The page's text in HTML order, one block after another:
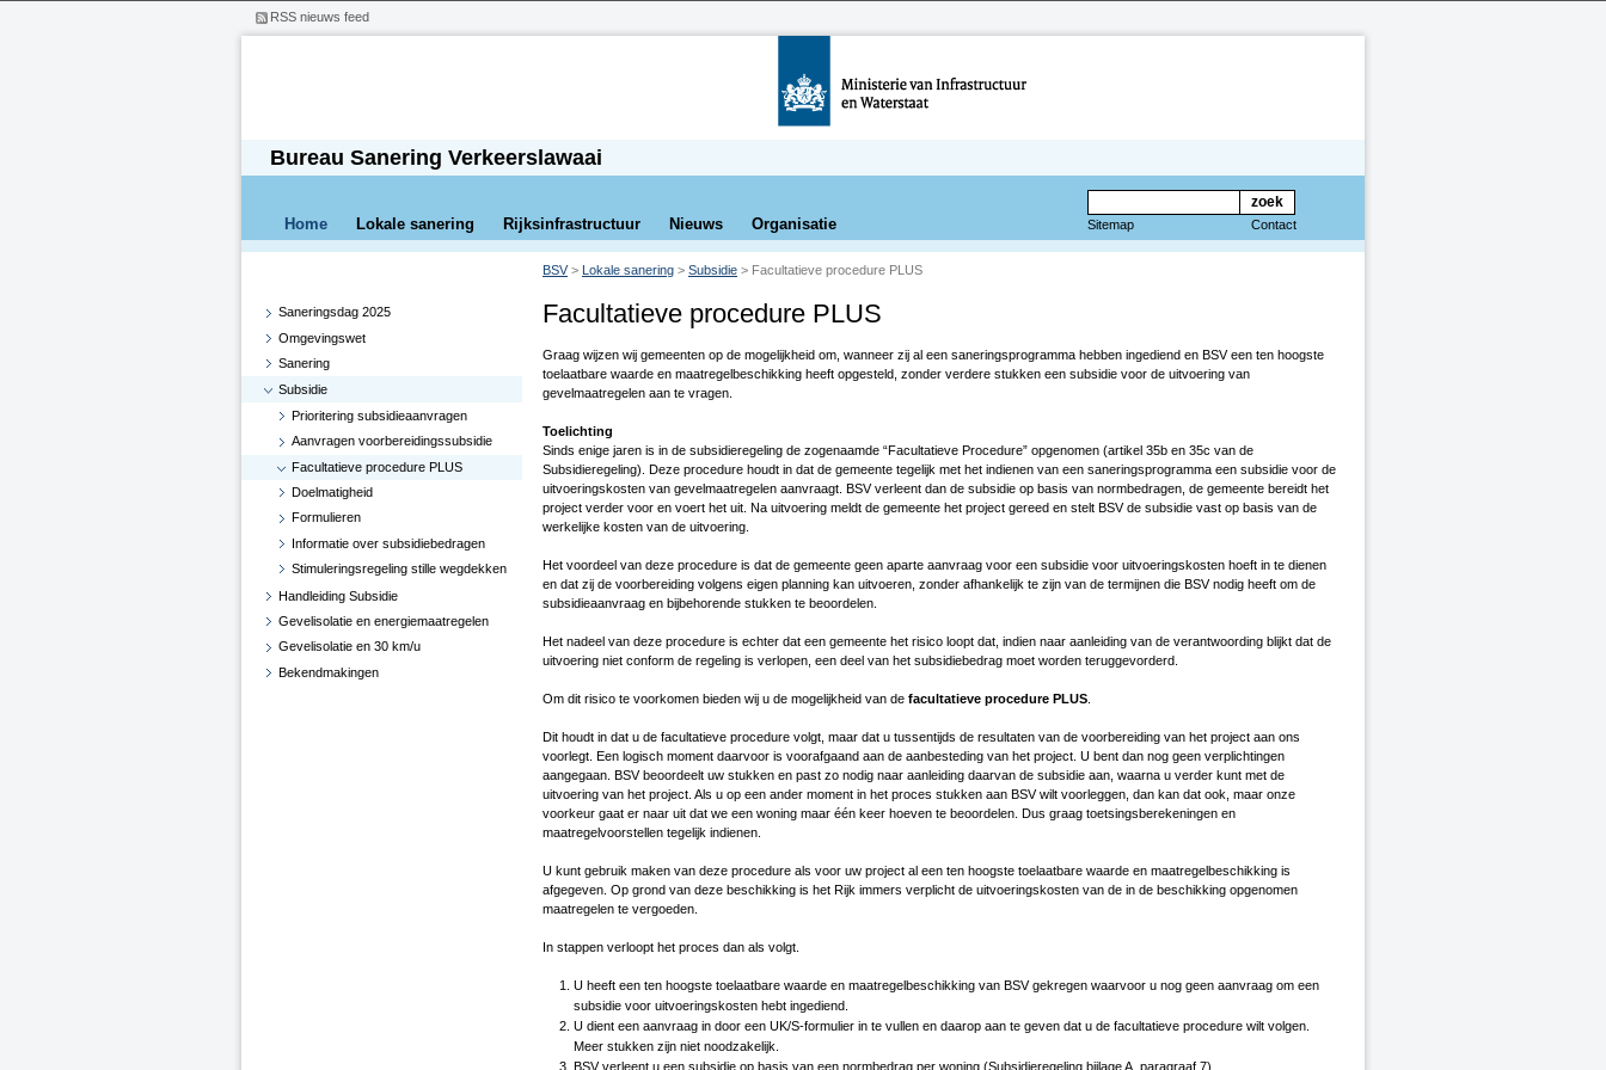
Bureau Sanering Verkeerslawaai
Home Lokale sanering Rijksinfrastructuur Nieuws Organisatie Contact
Sitemap
BSV> Lokale sanering > Subsidie > Facultatieve procedure PLUS
Facultatieve procedure PLUS
Graag wijzen wij gemeenten op de mogelijkheid om, wanneer zij al een saneringsprogramma hebben ingediend en BSV een ten hoogste
toelaatbare waarde en maatregelbeschikking heeft opgesteld, zonder verdere stukken een subsidie voor de uitvoering van
gevelmaatregelen aan te vragen.
Toelichting
Sinds enige jaren is in de subsidieregeling de zogenaamde “Facultatieve Procedure” opgenomen (artikel 35b en 35c van de
Subsidieregeling). Deze procedure houdt in dat de gemeente tegelijk met het indienen van een saneringsprogramma een subsidie voor de
uitvoeringskosten van gevelmaatregelen aanvraagt. BSV verleent dan de subsidie op basis van normbedragen, de gemeente bereidt het
project verder voor en voert het uit. Na uitvoering meldt de gemeente het project gereed en stelt BSV de subsidie vast op basis van de
werkelijke kosten van de uitvoering.
Het voordeel van deze procedure is dat de gemeente geen aparte aanvraag voor een subsidie voor uitvoeringskosten hoeft in te dienen
en dat zij de voorbereiding volgens eigen planning kan uitvoeren, zonder afhankelijk te zijn van de termijnen die BSV nodig heeft om de
subsidieaanvraag en bijbehorende stukken te beoordelen.
Het nadeel van deze procedure is echter dat een gemeente het risico loopt dat, indien naar aanleiding van de verantwoording blijkt dat de
uitvoering niet conform de regeling is verlopen, een deel van het subsidiebedrag moet worden teruggevorderd.
Om dit risico te voorkomen bieden wij u de mogelijkheid van de facultatieve procedure PLUS
Dit houdt in dat u de facultatieve procedure volgt, maar dat u tussentijds de resultaten van de voorbereiding van het project aan ons
voorlegt. Een logisch moment daarvoor is voorafgaand aan de aanbesteding van het project. U bent dan nog geen verplichtingen
aangegaan. BSV beoordeelt uw stukken en past zo nodig naar aanleiding daarvan de subsidie aan, waarna u verder kunt met de
uitvoering van het project. Als u op een ander moment in het proces stukken aan BSV wilt voorleggen, dan kan dat ook, maar onze
voorkeur gaat er naar uit dat we een woning maar één keer hoeven te beoordelen. Dus graag toetsingsberekeningen en
maatregelvoorstellen tegelijk indienen.
U kunt gebruik maken van deze procedure als voor uw project al een ten hoogste toelaatbare waarde en maatregelbeschikking is
afgegeven. Op grond van deze beschikking is het Rijk immers verplicht de uitvoeringskosten van de in de beschikking opgenomen
maatregelen te vergoeden.
In stappen verloopt het proces dan als volgt.
U heeft een ten hoogste toelaatbare waarde en maatregelbeschikking van BSV gekregen waarvoor u nog geen aanvraag om een
subsidie voor uitvoeringskosten hebt ingediend.
U dient een aanvraag in door een UK/S-formulier in te vullen en daarop aan te geven dat u de facultatieve procedure wilt volgen.
Meer stukken zijn niet noodzakelijk.
BSV verleent u een subsidie op basis van een normbedrag per woning (Subsidieregeling bijlage A, paragraaf 7).
Saneringsdag 2025
Omgevingswet
Sanering
Subsidie
Prioritering subsidieaanvragen
Aanvragen voorbereidingssubsidie
Facultatieve procedure PLUS
Doelmatigheid
Formulieren
Informatie over subsidiebedragen
Stimuleringsregeling stille wegdekken
Handleiding Subsidie
Gevelisolatie en energiemaatregelen
Gevelisolatie en 30 km/u
Bekendmakingen
RSS nieuws feed